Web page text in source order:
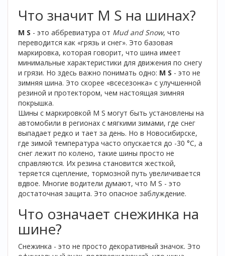
Что значит M S на шинах?
M S - это аббревиатура от Mud and Snow, что
переводится как «грязь и снег». Это базовая
маркировка, которая говорит, что шина имеет
минимальные характеристики для движения по снегу
и грязи. Но здесь важно понимать одно: M S - это не
зимняя шина. Это скорее «всесезонка» с улучшенной
резиной и протектором, чем настоящая зимняя
покрышка.
Шины с маркировкой M S могут быть установлены на
автомобили в регионах с мягкими зимами, где снег
выпадает редко и тает за день. Но в Новосибирске,
где зимой температура часто опускается до -30 °C, а
снег лежит по колено, такие шины просто не
справляются. Их резина становится жесткой,
теряется сцепление, тормозной путь увеличивается
вдвое. Многие водители думают, что M S - это
достаточная защита. Это опасное заблуждение.
Что означает снежинка на
шине?
Снежинка - это не просто декоративный значок. Это